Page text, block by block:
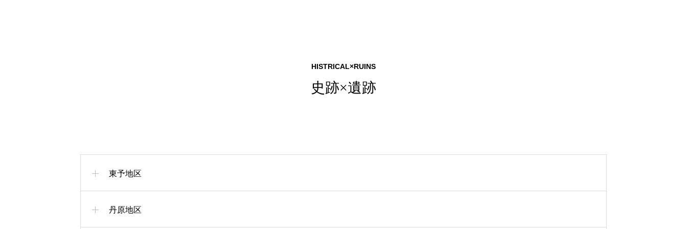
HISTRICAL×RUINS
史跡×遺跡
東予地区
丹原地区